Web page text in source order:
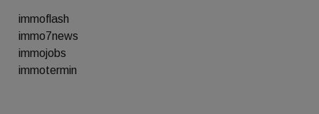
immoflash
immo7news
immojobs
immotermin